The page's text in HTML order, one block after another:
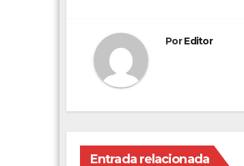
PorEditor
Entrada relacionada